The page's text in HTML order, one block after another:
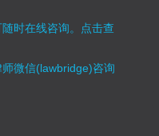
时在线咨询。 点击查
微信(lawbridge)咨询